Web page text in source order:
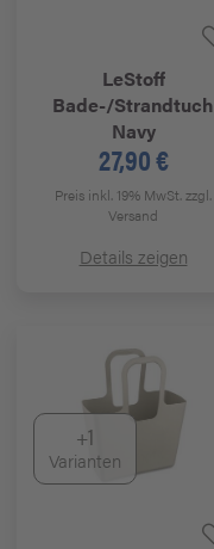
LeStoff
Bade-/Strandtuch
Navy
27,90 €
Preis inkl. 19% MwSt.zzgl.
Versand
Details zeigen
+1
Varianten